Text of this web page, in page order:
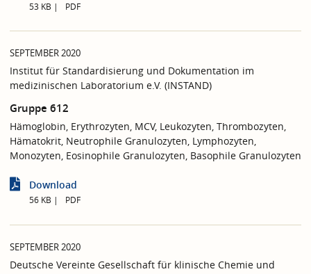
53 KB PDF
SEPTEMBER 2020
Institut für Standardisierung und Dokumentation im
medizinischen Laboratorium e.V. (INSTAND)
Gruppe 612
Hämoglobin, Erythrozyten, MCV, Leukozyten, Thrombozyten,
Hämatokrit, Neutrophile Granulozyten, Lymphozyten,
Monozyten, Eosinophile Granulozyten, Basophile Granulozyten
Download
56 KB PDF
SEPTEMBER 2020
Deutsche Vereinte Gesellschaft für klinische Chemie und